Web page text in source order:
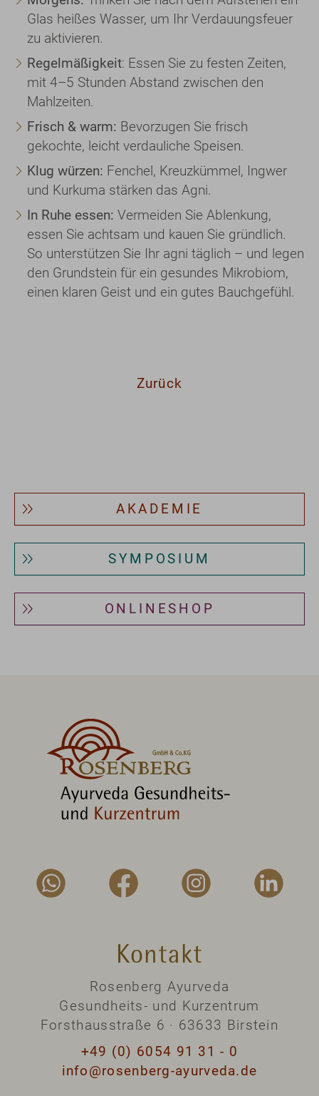
Glas heißes Wasser, um Ihr Verdauungsfeuer
zu aktivieren.
Regelmäßigkeit: Essen Sie zu festen Zeiten,
mit 4–5 Stunden Abstand zwischen den
Mahlzeiten.
Frisch & warm: Bevorzugen Sie frisch
gekochte, leicht verdauliche Speisen.
Klug würzen: Fenchel, Kreuzkümmel, Ingwer
und Kurkuma stärken das Agni.
In Ruhe essen: Vermeiden Sie Ablenkung,
essen Sie achtsam und kauen Sie gründlich.
So unterstützen Sie Ihr agni täglich – und legen
den Grundstein für ein gesundes Mikrobiom,
einen klaren Geist und ein gutes Bauchgefühl.
Zurück
AKADEMIE
SYMPOSIUM
ONLINESHOP
Kontakt
Rosenberg Ayurveda
Gesundheits- und Kurzentrum
Forsthausstraße 6 · 63633 Birstein
+49 (0) 6054 91 31 - 0
info@rosenberg-ayurveda.de